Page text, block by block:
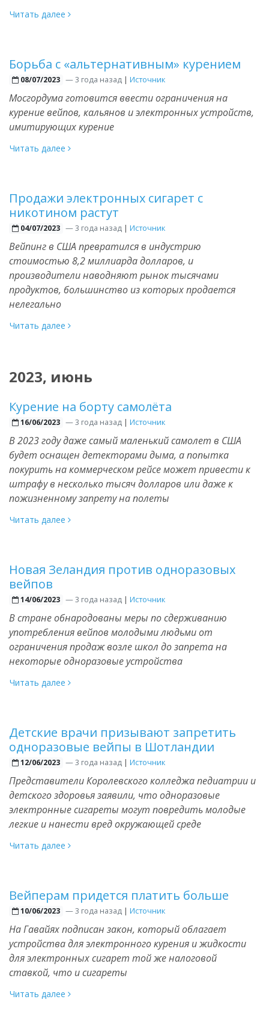
Читать далее
Борьба с «альтернативным» курением
08/07/2023 —3 года назад | Источник
Мосгордума готовится ввести ограничения на
курение вейпов, кальянов и электронных устройств,
имитирующих курение
Читать далее
Продажи электронных сигарет с
никотином растут
04/07/2023 —3 года назад | Источник
Вейпинг в США превратился в индустрию
стоимостью 8,2 миллиарда долларов, и
производители наводняют рынок тысячами
продуктов, большинство из которых продается
нелегально
Читать далее
2023, июнь
Курение на борту самолёта
16/06/2023 —3 года назад | Источник
В 2023 году даже самый маленький самолет в США
будет оснащен детекторами дыма, а попытка
покурить на коммерческом рейсе может привести к
штрафу в несколько тысяч долларов или даже к
пожизненному запрету на полеты
Читать далее
Новая Зеландия против одноразовых
вейпов
14/06/2023 —3 года назад | Источник
В стране обнародованы меры по сдерживанию
употребления вейпов молодыми людьми от
ограничения продаж возле школ до запрета на
некоторые одноразовые устройства
Читать далее
Детские врачи призывают запретить
одноразовые вейпы в Шотландии
12/06/2023 —3 года назад | Источник
Представители Королевского колледжа педиатрии и
детского здоровья заявили, что одноразовые
электронные сигареты могут повредить молодые
легкие и нанести вред окружающей среде
Читать далее
Вейперам придется платить больше
10/06/2023 —3 года назад | Источник
На Гавайях подписан закон, который облагает
устройства для электронного курения и жидкости
для электронных сигарет той же налоговой
ставкой, что и сигареты
Читать далее